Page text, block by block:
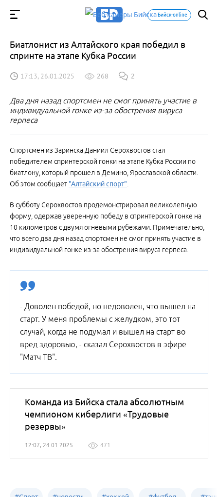
Бийск-online
Биатлонист из Алтайского края победил в
спринте на этапе Кубка России
17:13, 26.01.2025 268 2
Два дня назад спортсмен не смог принять участие в
индивидуальной гонке из-за обострения вируса
герпеса
Спортсмен из Заринска Даниил Серохвостов стал
победителем спринтерской гонки на этапе Кубка России по
биатлону, который прошел в Демино, Ярославской области.
Об этом сообщает "Алтайский спорт"
В субботу Серохвостов продемонстрировал великолепную
форму, одержав уверенную победу в спринтерской гонке на
10 километров с двумя огневыми рубежами. Примечательно,
что всего два дня назад спортсмен не смог принять участие в
индивидуальной гонке из-за обострения вируса герпеса.
- Доволен победой, но недоволен, что вышел на
старт. У меня проблемы с желудком, это тот
случай, когда не подумал и вышел на старт во
вред здоровью, - сказал Серохвостов в эфире
"Матч ТВ".
Команда из Бийска стала абсолютным
чемпионом киберлиги «Трудовые
резервы»
12:07, 24.01.2025 471